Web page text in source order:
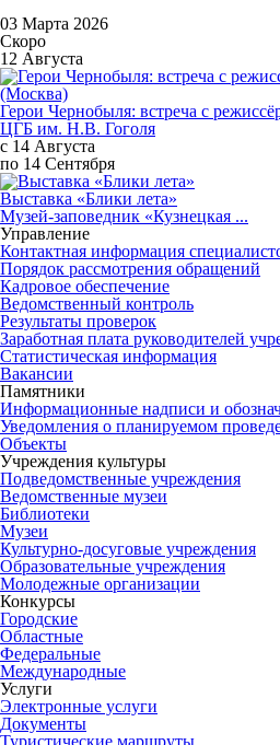
03 Марта 2026
Скоро
12 Августа
Герои Чернобыля: встреча с
ЦГБ им. Н.В. Гоголя
с 14 Августа
по 14 Сентября
Выставка «Блики лета»
Музей-заповедник «Кузнецкая ...
Управление
Контактная информация
Порядок рассмотрения обращений
Кадровое обеспечение
Ведомственный контроль
Результаты проверок
Заработная плата руководителей
Статистическая информация
Вакансии
Памятники
Информационные надписи и
Уведомления о планируемом
Объекты
Учреждения культуры
Подведомственные учреждения
Ведомственные музеи
Библиотеки
Музеи
Культурно-досуговые учреждения
Образовательные учреждения
Молодежные организации
Конкурсы
Городские
Областные
Федеральные
Международные
Услуги
Электронные услуги
Документы
Туристические маршруты